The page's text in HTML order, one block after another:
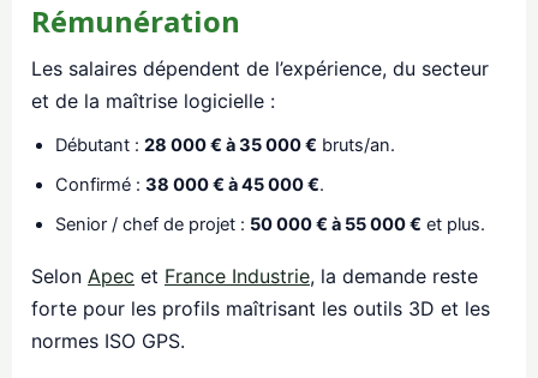
Rémunération
Les salaires dépendent de l’expérience, du secteur
et de la maîtrise logicielle :
Débutant : 28 000 € à 35 000 € bruts/an.
Confirmé : 38 000 € à 45 000 €.
Senior / chef de projet : 50 000 € à 55 000 € et plus.
Selon Apec et France Industrie, la demande reste
forte pour les profils maîtrisant les outils 3D et les
normes ISO GPS.